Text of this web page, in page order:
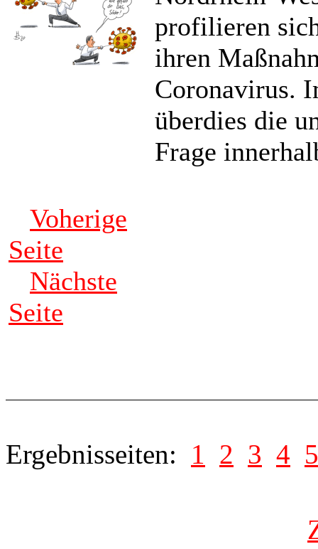
profilieren
ihren
Coronavirus.
überdies die
Frage
Voherige
Seite
Nächste
Seite
Ergebnisseiten: 1 2 3 4 5